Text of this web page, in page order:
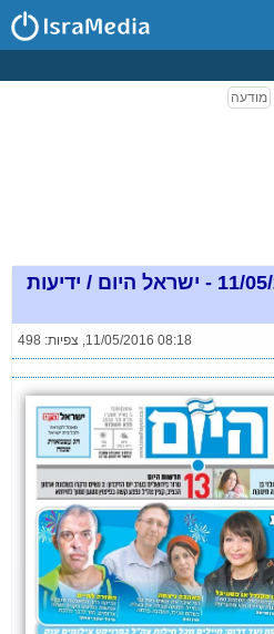
כותרות עיתונים 11/05/2016 - ישראל היום / ידיעות
11/05/2016 08:18
, צפיות: 498